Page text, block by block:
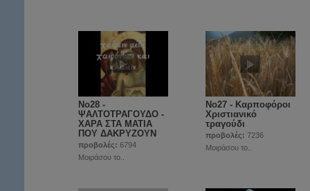
Νο28 -
ΨΑΛΤΟΤΡΑΓΟΥΔΟ -
ΧΑΡΑ ΣΤΑ ΜΑΤΙΑ
ΠΟΥ ΔΑΚΡΥΖΟΥΝ
προβολές: 6794
Μοιράσου το..
Νο27 - Καρποφόροι
Χριστιανικό
τραγούδι
προβολές: 7236
Μοιράσου το..